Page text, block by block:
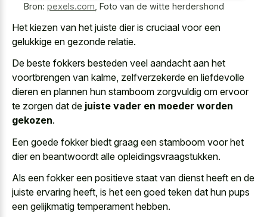
Bron: pexels.com Foto van de witte herdershond
Het kiezen van het juiste dier is cruciaal voor een
gelukkige en gezonde relatie.
De beste fokkers besteden veel aandacht aan het
voortbrengen van kalme, zelfverzekerde en liefdevolle
dieren en plannen hun stamboom zorgvuldig om ervoor
te zorgen dat de juiste vader en moeder worden
gekozen.
Een goede fokker biedt graag een stamboom voor het
dier en beantwoordt alle opleidingsvraagstukken.
Als een fokker een positieve staat van dienst heeft en de
juiste ervaring heeft, is het een goed teken dat hun pups
een gelijkmatig temperament hebben.